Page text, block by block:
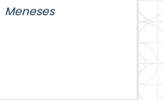
Meneses